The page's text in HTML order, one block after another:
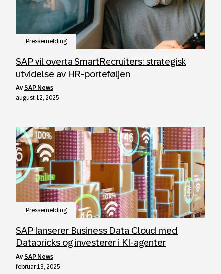
Pressemelding
SAP vil overta SmartRecruiters: strategisk
utvidelse av HR-porteføljen
avSAP News
august 12, 2025
Pressemelding
SAP lanserer Business Data Cloud med
Databricks og investerer i KI-agenter
avSAP News
februar 13, 2025